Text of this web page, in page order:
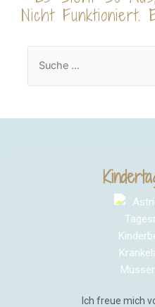
Nicht Funktioniert.
Ich freue mich